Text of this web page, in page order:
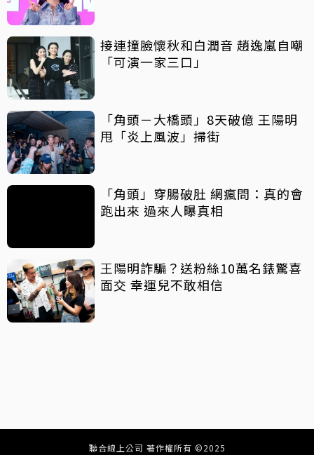
接連撞臉懷秋和白潤音 趙逸嵐自嘲
「可演一家三口」
「角頭－大橋頭」8天破億 王陽明
甩「炎上風波」掃街
「角頭」穿腸破肚 網瘋問：真的會
跑出來 過來人曝真相
王陽明詐騙？送粉絲10萬名錶驚喜
面交 幸運兒不敢相信
聯合線上公司 著作權所有 ©2025